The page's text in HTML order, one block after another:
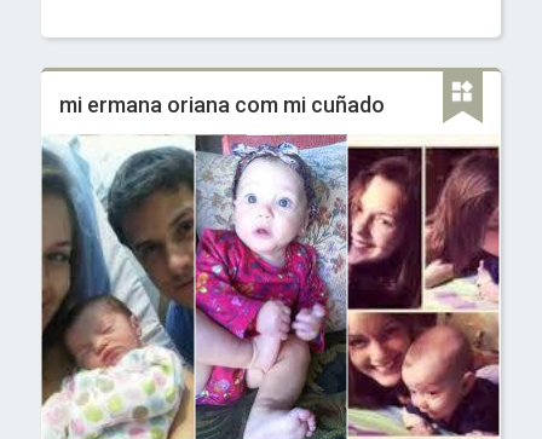
mi ermana oriana com mi cuñado